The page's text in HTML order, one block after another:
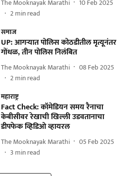
The Mooknayak Marathi
10 Feb 2025
2min read
समाज
UP: आगऱ्यात पोलिस कोठडीतील मृत्यूनंतर
गोंधळ, तीन पोलिस निलंबित
The Mooknayak Marathi
08 Feb 2025
2min read
महाराष्ट्र
Fact Check: कॉमेडियन समय रैनाचा
केबीसीवर रेखाची खिल्ली उडवतानाचा
डीपफेक व्हिडिओ व्हायरल
The Mooknayak Marathi
05 Feb 2025
3 min read